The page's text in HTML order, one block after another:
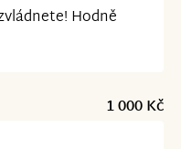
Hodně
1 000 Kč